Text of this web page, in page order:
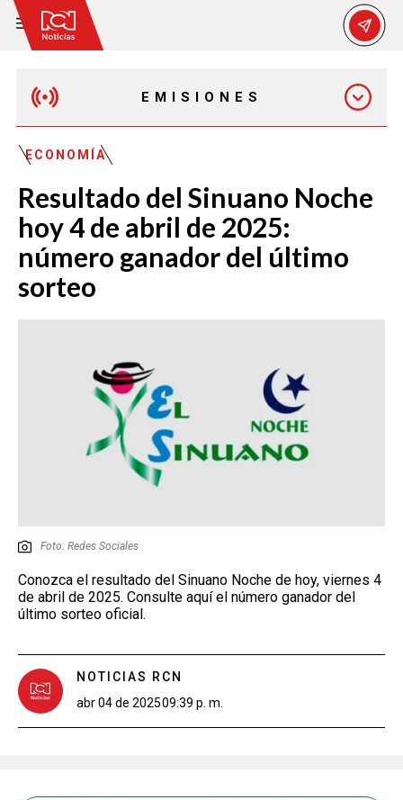
EMISIONES
EMISIÓN 7:00 PM
ECONOMÍA
Resultado del Sinuano Noche
hoy 4 de abril de 2025:
número ganador del último
sorteo
Foto: Redes Sociales
Conozca el resultado del Sinuano Noche de hoy, viernes 4
de abril de 2025. Consulte aquí el número ganador del
último sorteo oficial.
NOTICIAS RCN
abr 04 de 202509:39 p. m.